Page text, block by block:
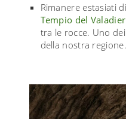
Rimanere estasiati
Tempio del Valadier
tra le rocce. Uno
della nostra regione.